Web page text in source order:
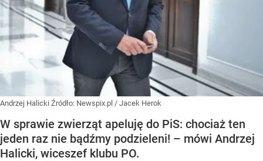
Andrzej Halicki Źródło: Newspix.pl / Jacek Herok
W sprawie zwierząt apeluję do PiS: chociaż ten
jeden raz nie bądźmy podzieleni! – mówi Andrzej
Halicki, wiceszef klubu PO.